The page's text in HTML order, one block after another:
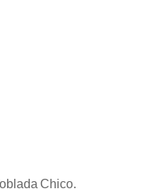
Chico.